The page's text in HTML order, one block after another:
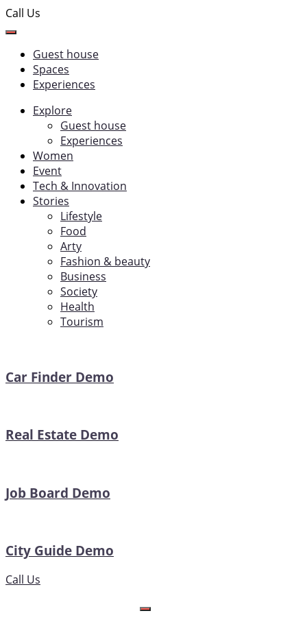
Call Us
Guest house
Spaces
Experiences
Explore
Guest house
Experiences
Women
Event
Tech & Innovation
Stories
Lifestyle
Food
Arty
Fashion & beauty
Business
Society
Health
Tourism
Car Finder Demo
Real Estate Demo
Job Board Demo
City Guide Demo
Call Us